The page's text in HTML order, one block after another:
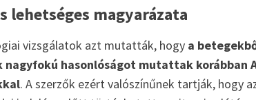
lehetséges magyarázata
vizsgálatok azt mutatták, hogy a
nagyfokú hasonlóságot mutattak korábban
. A szerzők ezért valószínűnek tartják, hogy